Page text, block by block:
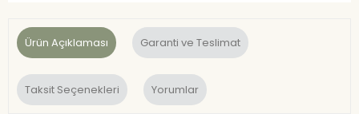
Ürün Açıklaması Garanti ve Teslimat
Taksit Seçenekleri Yorumlar